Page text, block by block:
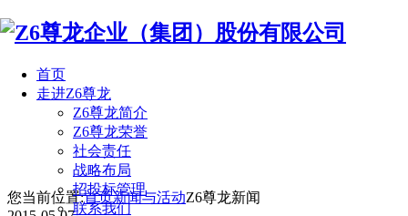
首页
走进Z6尊龙
Z6尊龙简介
Z6尊龙荣誉
社会责任
战略布局
招投标管理
联系我们
您当前位置:首页新闻与活动Z6尊龙新闻